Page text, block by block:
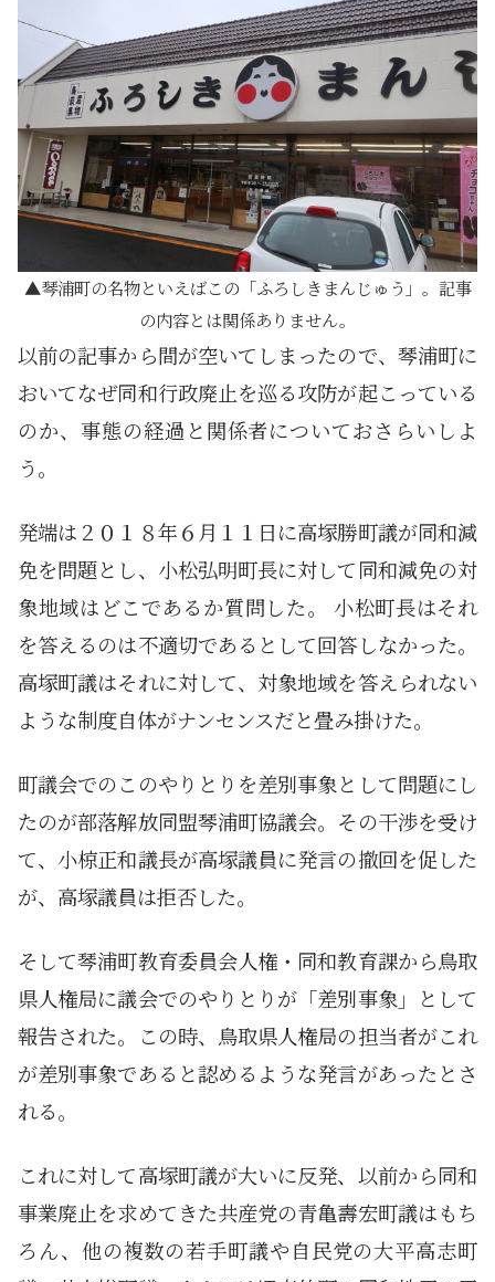
琴浦町の名物といえばこの「ふろしきまんじゅう」。記事
の内容とは関係ありません。
以前の記事から間が空いてしまったので、琴浦町に
おいてなぜ同和行政廃止を巡る攻防が起こっている
のか、事態の経過と関係者についておさらいしよ
う。
発端は２０１８年６月１１日に高塚勝町議が同和減
免を問題とし、小松弘明町長に対して同和減免の対
象地域はどこであるか質問した。 小松町長はそれ
を答えるのは不適切であるとして回答しなかった。
高塚町議はそれに対して、対象地域を答えられない
ような制度自体がナンセンスだと畳み掛けた。
町議会でのこのやりとりを差別事象として問題にし
たのが部落解放同盟琴浦町協議会。その干渉を受け
て、小椋正和議長が高塚議員に発言の撤回を促した
が、高塚議員は拒否した。
そして琴浦町教育委員会人権・同和教育課から鳥取
県人権局に議会でのやりとりが「差別事象」として
報告された。この時、鳥取県人権局の担当者がこれ
が差別事象であると認めるような発言があったとさ
れる。
これに対して高塚町議が大いに反発、以前から同和
事業廃止を求めてきた共産党の青亀壽宏町議はもち
ろん、他の複数の若手町議や自民党の大平高志町